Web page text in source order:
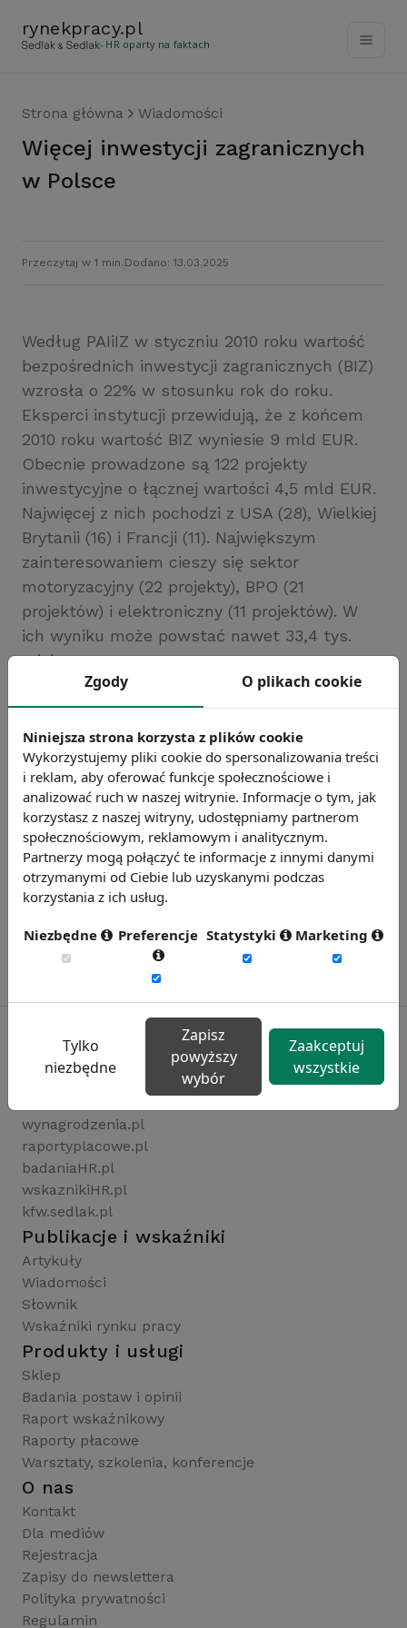
rynekpracy.pl
- HR oparty na faktach
Strona główna Wiadomości
Więcej inwestycji zagranicznych
w Polsce
Przeczytaj w 1 min. Dodano: 13.03.2025
Według PAIiIZ w styczniu 2010 roku wartość
bezpośrednich inwestycji zagranicznych (BIZ)
wzrosła o 22% w stosunku rok do roku.
Eksperci instytucji przewidują, że z końcem
2010 roku wartość BIZ wyniesie 9 mld EUR.
Obecnie prowadzone są 122 projekty
inwestycyjne o łącznej wartości 4,5 mld EUR.
Najwięcej z nich pochodzi z USA (28), Wielkiej
Brytanii (16) i Francji (11). Największym
zainteresowaniem cieszy się sektor
motoryzacyjny (22 projekty), BPO (21
projektów) i elektroniczny (11 projektów). W
ich wyniku może powstać nawet 33,4 tys.
miejsc pracy.
Źródło: PAIiIZ
Zobacz więcej wiadomości
Rynekpracy.pl
wynagrodzenia.pl
raportyplacowe.pl
badaniaHR.pl
wskaznikiHR.pl
kfw.sedlak.pl
Publikacje i wskaźniki
Artykuły
Wiadomości
Słownik
Wskaźniki rynku pracy
Produkty i usługi
Sklep
Badania postaw i opinii
Raport wskaźnikowy
Raporty płacowe
Warsztaty, szkolenia, konferencje
O nas
Kontakt
Dla mediów
Rejestracja
Zapisy do newslettera
Polityka prywatności
Regulamin
Zgody O plikach cookie
Niniejsza strona korzysta z plików cookie
Wykorzystujemy pliki cookie do spersonalizowania treści
i reklam, aby oferować funkcje społecznościowe i
analizować ruch w naszej witrynie. Informacje o tym, jak
korzystasz z naszej witryny, udostępniamy partnerom
społecznościowym, reklamowym i analitycznym.
Partnerzy mogą połączyć te informacje z innymi danymi
otrzymanymi od Ciebie lub uzyskanymi podczas
korzystania z ich usług.
Niezbędne Preferencje Statystyki Marketing
Tylko
niezbędne
Zapisz
powyższy
wybór
Zaakceptuj
wszystkie